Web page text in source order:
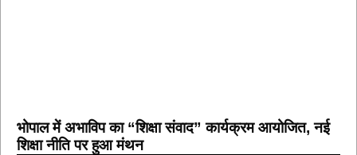
भोपाल में अभाविप का “शिक्षा संवाद” कार्यक्रम आयोजित, नई
शिक्षा नीति पर हुआ मंथन